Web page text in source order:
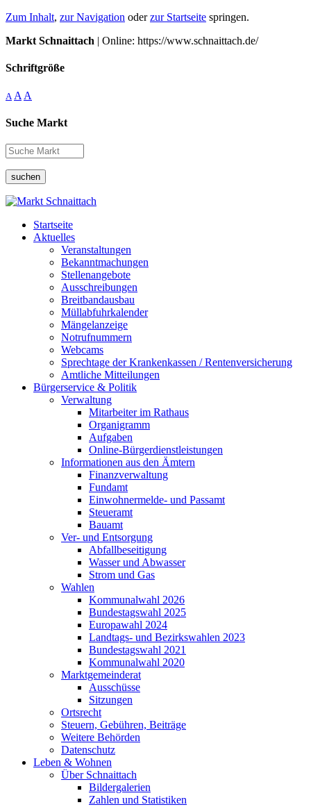
Zum Inhalt, zur Navigation oderzur Startseite springen.
Markt Schnaittach | Online: https://www.schnaittach.de/
Schriftgröße
A A A
Suche Markt
suchen
Startseite
Aktuelles
Veranstaltungen
Bekanntmachungen
Stellenangebote
Ausschreibungen
Breitbandausbau
Müllabfuhrkalender
Mängelanzeige
Notrufnummern
Webcams
Sprechtage der Krankenkassen / Rentenversicherung
Amtliche Mitteilungen
Bürgerservice & Politik
Verwaltung
Mitarbeiter im Rathaus
Organigramm
Aufgaben
Online-Bürgerdienstleistungen
Informationen aus den Ämtern
Finanzverwaltung
Fundamt
Einwohnermelde- und Passamt
Steueramt
Bauamt
Ver- und Entsorgung
Abfallbeseitigung
Wasser und Abwasser
Strom und Gas
Wahlen
Kommunalwahl 2026
Bundestagswahl 2025
Europawahl 2024
Landtags- und Bezirkswahlen 2023
Bundestagswahl 2021
Kommunalwahl 2020
Marktgemeinderat
Ausschüsse
Sitzungen
Ortsrecht
Steuern, Gebühren, Beiträge
Weitere Behörden
Datenschutz
Leben & Wohnen
Über Schnaittach
Bildergalerien
Zahlen und Statistiken